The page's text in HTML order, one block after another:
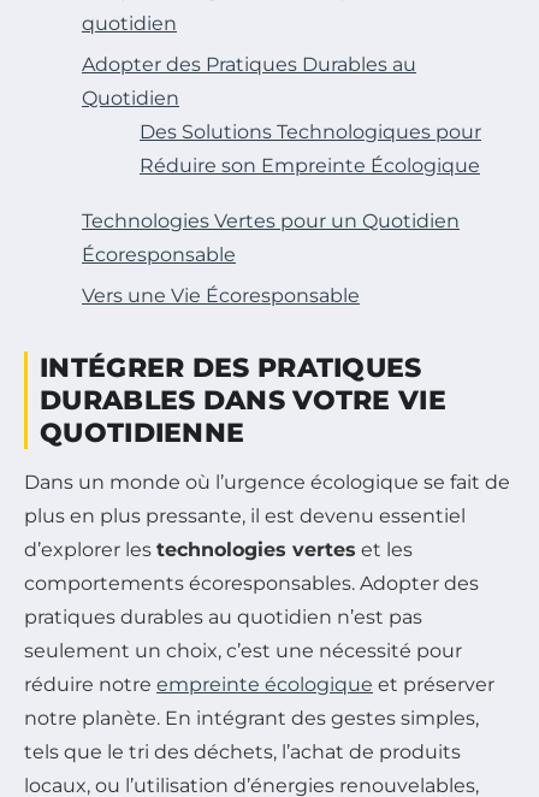
quotidien
Adopter des Pratiques Durables au
Quotidien
Des Solutions Technologiques pour
Réduire son Empreinte Écologique
Technologies Vertes pour un Quotidien
Écoresponsable
Vers une Vie Écoresponsable
INTÉGRER DES PRATIQUES
DURABLES DANS VOTRE VIE
QUOTIDIENNE
Dans un monde où l’urgence écologique se fait de
plus en plus pressante, il est devenu essentiel
d’explorer les technologies vertes et les
comportements écoresponsables. Adopter des
pratiques durables au quotidien n’est pas
seulement un choix, c’est une nécessité pour
réduire notre empreinte écologique et préserver
notre planète. En intégrant des gestes simples,
tels que le tri des déchets, l’achat de produits
locaux, ou l’utilisation d’énergies renouvelables,